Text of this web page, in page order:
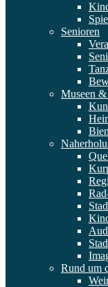
Senioren
Museen
Rund um